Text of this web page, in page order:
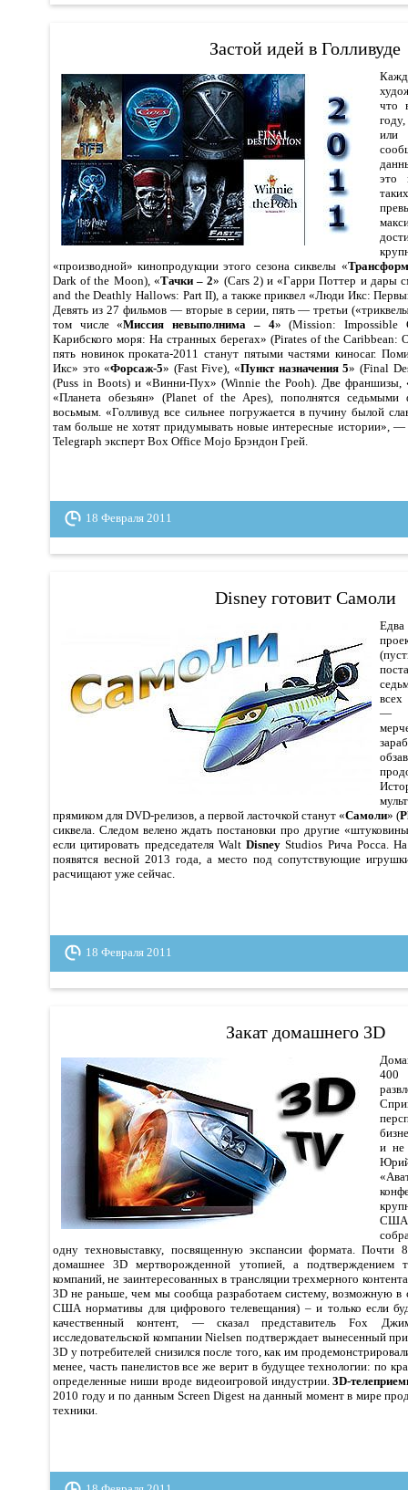
Застой идей в Голливуде
что
это
«производной» кинопродукции этого сезона сиквелы «
Dark of the Moon), «Тачки – 2» (Cars 2) и «Гарри Поттер и дары
and the Deathly Hallows: Part II), а также приквел «Люди Икс:
Девять из 27 фильмов — вторые в серии, пять — третьи
том числе «Миссия невыполнима – 4» (Mission: Impossible
Карибского моря: На странных берегах» (Pirates of the Caribbean:
пять новинок проката-2011 станут пятыми частями киносаг.
Икс» это «Форсаж-5» (Fast Five), «Пункт назначения 5» (Final
(Puss in Boots) и «Винни-Пух» (Winnie the Pooh). Две
«Планета обезьян» (Planet of the Apes), пополнятся
восьмым. «Голливуд все сильнее погружается в пучину былой
там больше не хотят придумывать новые интересные истории»,
Telegraph эксперт Box Office Mojo Брэндон Грей.
18 Февраля 2011
Disney готовит Самоли
всех
—
прямиком для DVD-релизов, а первой ласточкой станут «Самоли» (
сиквела. Следом велено ждать постановки про другие
если цитировать председателя WaltDisney Studios Рича Росса.
появятся весной 2013 года, а место под сопутствующие
расчищают уже сейчас.
18 Февраля 2011
Закат домашнего 3D
400
и не
США
одну техновыставку, посвященную экспансии формата. Почти
домашнее 3D мертворожденной утопией, а подтверждением
компаний, не заинтересованных в трансляции трехмерного
3D не раньше, чем мы сообща разработаем систему, возможную в
США нормативы для цифрового телевещания) – и только если
качественный контент, — сказал представитель Fox
исследовательской компании Nielsen подтверждает вынесенный
3D у потребителей снизился после того, как им
менее, часть панелистов все же верит в будущее технологии: по
определенные ниши вроде видеоигровой индустрии.3D-
2010 году и по данным Screen Digest на данный момент в мире
техники.